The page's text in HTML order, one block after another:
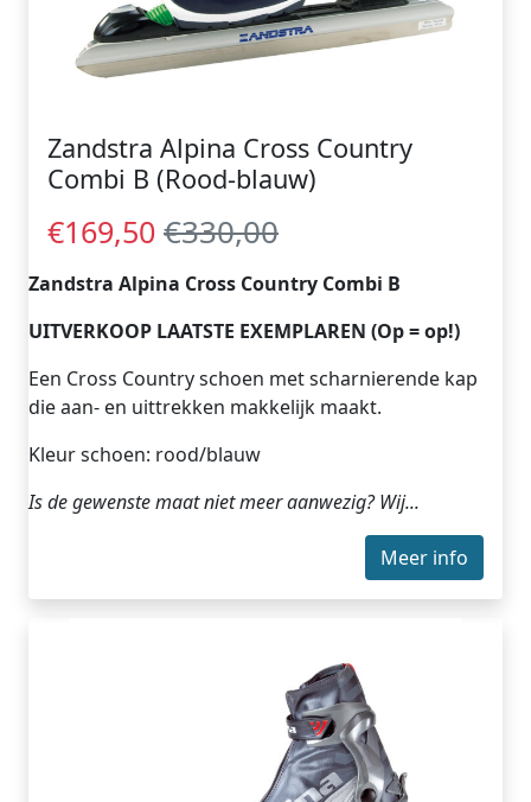
Zandstra Alpina Cross Country
Combi B (Rood-blauw)
€169,50 €330,00
Zandstra Alpina Cross Country Combi B
UITVERKOOP LAATSTE EXEMPLAREN (Op = op!)
Een Cross Country schoen met scharnierende kap
die aan- en uittrekken makkelijk maakt.
Kleur schoen: rood/blauw
Is de gewenste maat niet meer aanwezig? Wij...
Meer info